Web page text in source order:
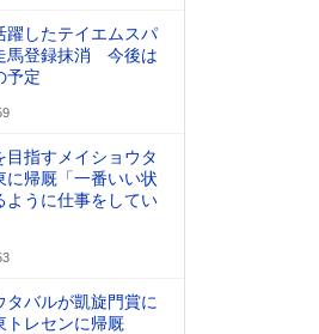
躍したテイエムスパ
馬登録抹消 今後は
予定
目指すメイショウタ
に帰厩「一番いい状
ように仕事をしてい
タバルが凱旋門賞に
トレセンに帰厩